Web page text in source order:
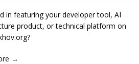
in featuring your developer tool, AI
product, or technical platform on
→